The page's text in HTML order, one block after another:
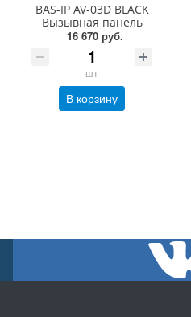
BAS-IP AV-03D BLACK
Вызывная панель
16 670 руб.
шт
В корзину